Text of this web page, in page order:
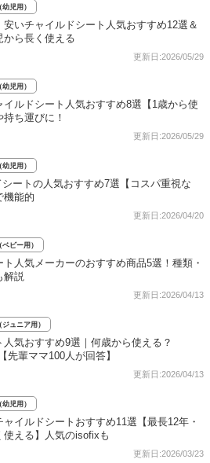
児用）
安いチャイルドシート人気おすすめ12選＆
から長く使える
更新日:2026/05/29
児用）
イルドシート人気おすすめ8選【1歳から使
ち運びに！
更新日:2026/05/29
児用）
ートの人気おすすめ7選【コスパ重視な
機能的
更新日:2026/04/20
ビー用）
人気メーカーのおすすめ商品5選！種類・
解説
更新日:2026/04/13
ュニア用）
人気おすすめ9選｜何歳から使える？
先輩ママ100人が回答】
更新日:2026/04/13
児用）
ャイルドシートおすすめ11選【最長12年・
使える】人気のisofixも
更新日:2026/03/23